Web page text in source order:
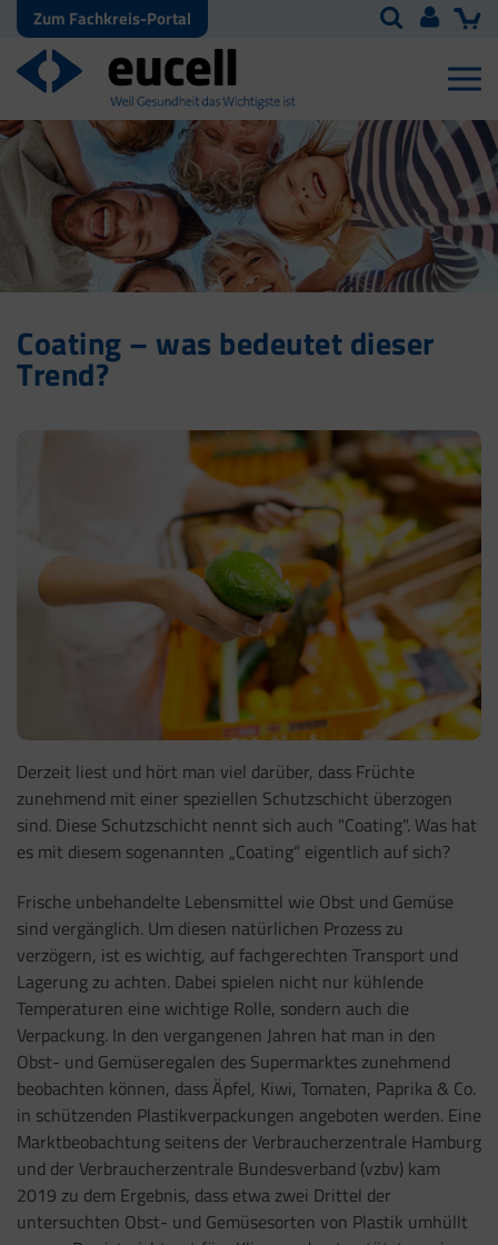
Zum Fachkreis-Portal
Coating – was bedeutet dieser
Trend?
Derzeit liest und hört man viel darüber, dass Früchte
zunehmend mit einer speziellen Schutzschicht überzogen
sind. Diese Schutzschicht nennt sich auch "Coating". Was hat
es mit diesem sogenannten „Coating“ eigentlich auf sich?
Frische unbehandelte Lebensmittel wie Obst und Gemüse
sind vergänglich. Um diesen natürlichen Prozess zu
verzögern, ist es wichtig, auf fachgerechten Transport und
Lagerung zu achten. Dabei spielen nicht nur kühlende
Temperaturen eine wichtige Rolle, sondern auch die
Verpackung. In den vergangenen Jahren hat man in den
Obst- und Gemüseregalen des Supermarktes zunehmend
beobachten können, dass Äpfel, Kiwi, Tomaten, Paprika & Co.
in schützenden Plastikverpackungen angeboten werden. Eine
Marktbeobachtung seitens der Verbraucherzentrale Hamburg
und der Verbraucherzentrale Bundesverband (vzbv) kam
2019 zu dem Ergebnis, dass etwa zwei Drittel der
untersuchten Obst- und Gemüsesorten von Plastik umhüllt